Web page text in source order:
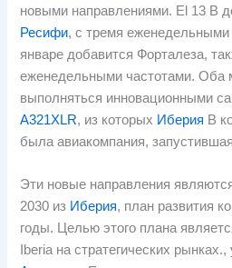
новыми направлениями. El 13 В
Ресифи, с тремя
январе добавится Форталеза,
еженедельными частотами. Оба
выполняться инновационными
A321XLR, из которых Иберия В
была авиакомпания,
Эти новые направления
2030 из Иберия, план развития
годы. Целью этого плана
Iberia на стратегических